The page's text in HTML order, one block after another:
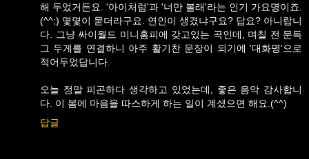
해 두었거든요. '아이처럼'과 '너만 볼래'라는 인기 가요명이죠.
(^^;) 몇몇이 묻더라구요. 연인이 생겼냐구요? 답요? 아니랍니
다. 그냥 싸이월드 미니홈피에 갖고있는 곡인데, 며칠 전 문득
그 두게를 연결하니 아주 활기찬 문장이 되기에 '대화명'으로
적어두었답니다.
오늘 정말 피곤하다 생각하고 있었는데, 좋은 음악 감사합니
다. 이 봄에 마음을 따스하게 하는 일이 계셨으면 해요.(^^)
답글